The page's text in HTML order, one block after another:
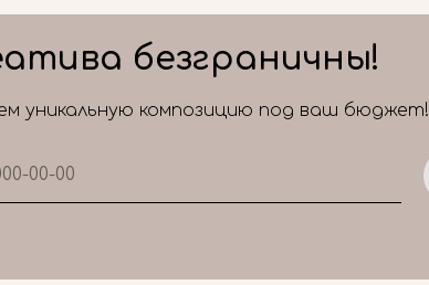
безграничны!
уникальную композицию под ваш бюджет!